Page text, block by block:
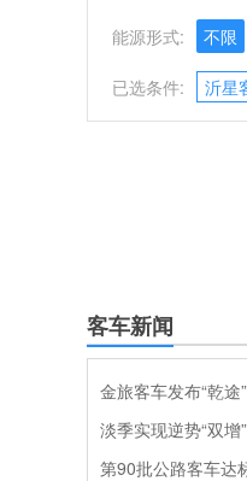
能源形式: 不限
已选条件: 沂星
客车新闻